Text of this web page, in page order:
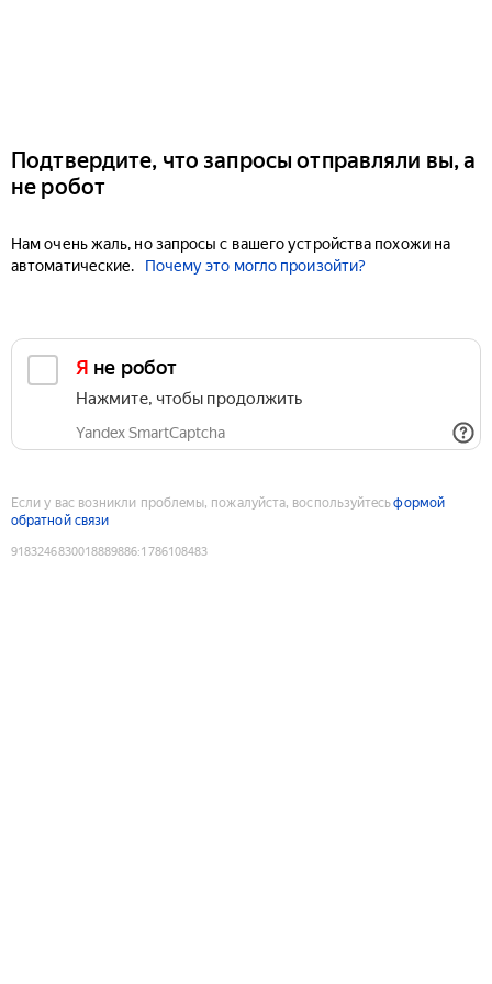
Подтвердите, что запросы отправляли вы, а
не робот
Нам очень жаль, но запросы с вашего устройства похожи на
автоматические.
Почему это могло произойти?
Я не робот
Нажмите, чтобы продолжить
Yandex SmartCaptcha
Если у вас возникли проблемы, пожалуйста, воспользуйтесьформой
обратной связи
9183246830018889886:1786108483